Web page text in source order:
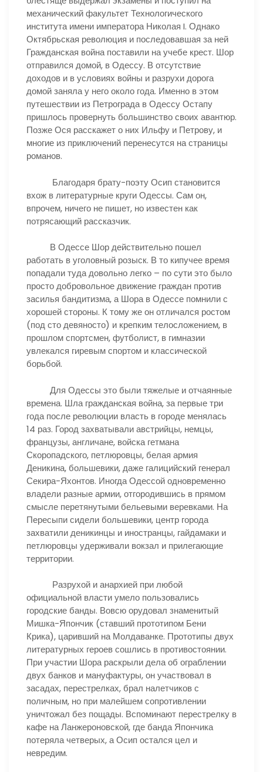
механический факультет Технологического
института имени императора Николая I. Однако
Октябрьская революция и последовавшая за ней
Гражданская война поставили на учебе крест. Шор
отправился домой, в Одессу. В отсутствие
доходов и в условиях войны и разрухи дорога
домой заняла у него около года. Именно в этом
путешествии из Петрограда в Одессу Остапу
пришлось провернуть большинство своих авантюр.
Позже Ося расскажет о них Ильфу и Петрову, и
многие из приключений перенесутся на страницы
романов.
Благодаря брату-поэту Осип становится
вхож в литературные круги Одессы. Сам он,
впрочем, ничего не пишет, но известен как
потрясающий рассказчик.
В Одессе Шор действительно пошел
работать в уголовный розыск. В то кипучее время
попадали туда довольно легко – по сути это было
просто добровольное движение граждан против
засилья бандитизма, а Шора в Одессе помнили с
хорошей стороны. К тому же он отличался ростом
(под сто девяносто) и крепким телосложением, в
прошлом спортсмен, футболист, в гимназии
увлекался гиревым спортом и классической
борьбой.
Для Одессы это были тяжелые и отчаянные
времена. Шла гражданская война, за первые три
года после революции власть в городе менялась
14 раз. Город захватывали австрийцы, немцы,
французы, англичане, войска гетмана
Скоропадского, петлюровцы, белая армия
Деникина, большевики, даже галицийский генерал
Секира-Яхонтов. Иногда Одессой одновременно
владели разные армии, отгородившись в прямом
смысле перетянутыми бельевыми веревками. На
Пересыпи сидели большевики, центр города
захватили деникинцы и иностранцы, гайдамаки и
петлюровцы удерживали вокзал и прилегающие
территории.
Разрухой и анархией при любой
официальной власти умело пользовались
городские банды. Вовсю орудовал знаменитый
Мишка-Япончик (ставший прототипом Бени
Крика), царивший на Молдаванке. Прототипы двух
литературных героев сошлись в противостоянии.
При участии Шора раскрыли дела об ограблении
двух банков и мануфактуры, он участвовал в
засадах, перестрелках, брал налетчиков с
поличным, но при малейшем сопротивлении
уничтожал без пощады. Вспоминают перестрелку в
кафе на Ланжероновской, где банда Япончика
потеряла четверых, а Осип остался цел и
невредим.